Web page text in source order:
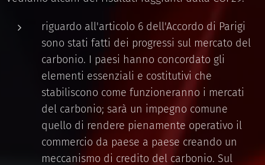
riguardo all'articolo 6 dell'Accordo di Parigi
sono stati fatti dei progressi sul mercato del
carbonio. I paesi hanno concordato gli
elementi essenziali e costitutivi che
stabiliscono come funzioneranno i mercati
del carbonio; sarà un impegno comune
quello di rendere pienamente operativo il
commercio da paese a paese creando un
meccanismo di credito del carbonio. Sul